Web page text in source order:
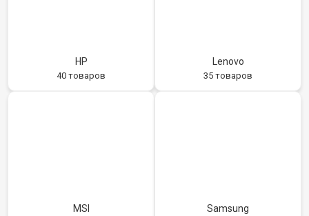
HP
40 товаров
Lenovo
35 товаров
MSI Samsung